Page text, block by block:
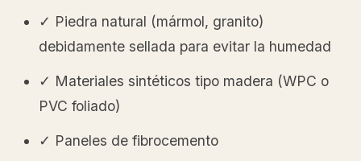
✓ Piedra natural (mármol, granito)
debidamente sellada para evitar la humedad
✓ Materiales sintéticos tipo madera (WPC o
PVC foliado)
✓ Paneles de fibrocemento